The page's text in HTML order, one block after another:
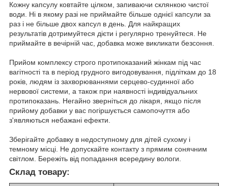
Кожну капсулу ковтайте цілком, запиваючи склянкою чистої
води. Ні в якому разі не приймайте більше однієї капсули за
раз і не більше двох капсул в день. Для найкращих
результатів дотримуйтеся дієти і регулярно тренуйтеся. Не
приймайте в вечірній час, добавка може викликати безсоння.
Прийом комплексу строго протипоказаний жінкам під час
вагітності та в період грудного вигодовування, підліткам до 18
років, людям із захворюваннями серцево-судинної або
нервової системи, а також при наявності індивідуальних
протипоказань. Негайно зверніться до лікаря, якщо після
прийому добавки у вас погіршується самопочуття або
з'являються небажані ефекти.
Зберігайте добавку в недоступному для дітей сухому і
темному місці. Не допускайте контакту з прямим сонячним
світлом. Бережіть від попадання всередину вологи.
Склад товару: